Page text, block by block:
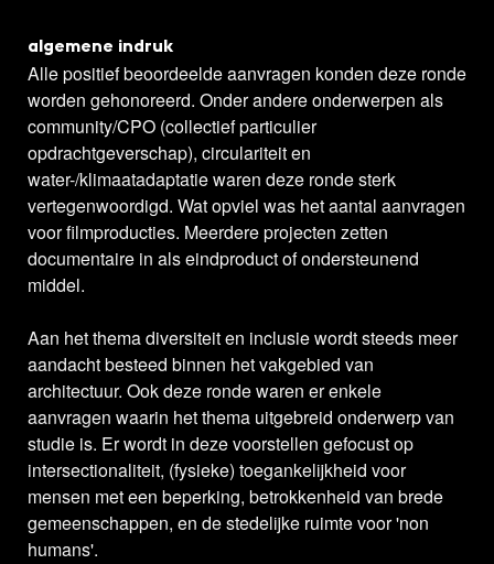
algemene indruk
Alle positief beoordeelde aanvragen konden deze ronde
worden gehonoreerd. Onder andere onderwerpen als
community/CPO (collectief particulier
opdrachtgeverschap), circulariteit en
water-/klimaatadaptatie waren deze ronde sterk
vertegenwoordigd. Wat opviel was het aantal aanvragen
voor filmproducties. Meerdere projecten zetten
documentaire in als eindproduct of ondersteunend
middel.
Aan het thema diversiteit en inclusie wordt steeds meer
aandacht besteed binnen het vakgebied van
architectuur. Ook deze ronde waren er enkele
aanvragen waarin het thema uitgebreid onderwerp van
studie is. Er wordt in deze voorstellen gefocust op
intersectionaliteit, (fysieke) toegankelijkheid voor
mensen met een beperking, betrokkenheid van brede
gemeenschappen, en de stedelijke ruimte voor 'non
humans'.